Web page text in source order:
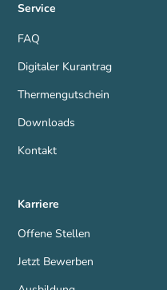
Service
FAQ
Digitaler Kurantrag
Thermengutschein
Downloads
Kontakt
Karriere
Offene Stellen
Jetzt Bewerben